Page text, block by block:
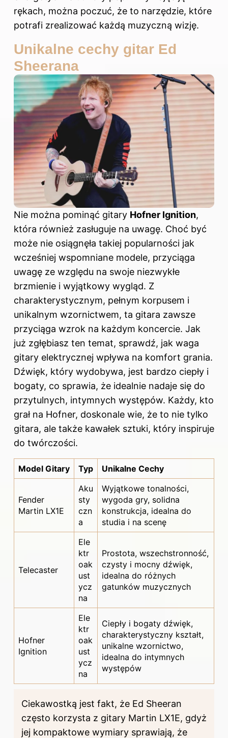
rękach, można poczuć, że to narzędzie, które
potrafi zrealizować każdą muzyczną wizję.
Unikalne cechy gitar Ed
Sheerana
Nie można pominąć gitary Hofner Ignition,
która również zasługuje na uwagę. Choć być
może nie osiągnęła takiej popularności jak
wcześniej wspomniane modele, przyciąga
uwagę ze względu na swoje niezwykłe
brzmienie i wyjątkowy wygląd. Z
charakterystycznym, pełnym korpusem i
unikalnym wzornictwem, ta gitara zawsze
przyciąga wzrok na każdym koncercie. Jak
już zgłębiasz ten temat, sprawdź, jak waga
gitary elektrycznej wpływa na komfort grania.
Dźwięk, który wydobywa, jest bardzo ciepły i
bogaty, co sprawia, że idealnie nadaje się do
przytulnych, intymnych występów. Każdy, kto
grał na Hofner, doskonale wie, że to nie tylko
gitara, ale także kawałek sztuki, który inspiruje
do twórczości.
Model Gitary Typ Unikalne Cechy
Fender
Martin LX1E
Aku
sty
czn
a
Wyjątkowe tonalności,
wygoda gry, solidna
konstrukcja, idealna do
studia i na scenę
Telecaster
Ele
ktr
oak
ust
ycz
na
Prostota, wszechstronność,
czysty i mocny dźwięk,
idealna do różnych
gatunków muzycznych
Hofner
Ignition
Ele
ktr
oak
ust
ycz
na
Ciepły i bogaty dźwięk,
charakterystyczny kształt,
unikalne wzornictwo,
idealna do intymnych
występów
Ciekawostką jest fakt, że Ed Sheeran
często korzysta z gitary Martin LX1E, gdyż
jej kompaktowe wymiary sprawiają, że